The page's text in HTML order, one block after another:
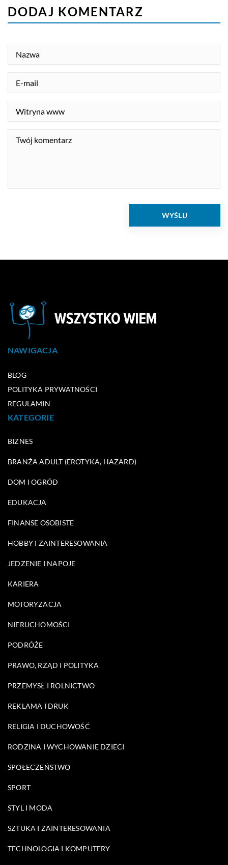
DODAJ KOMENTARZ
NAWIGACJA
BLOG
POLITYKA PRYWATNOŚCI
REGULAMIN
KATEGORIE
BIZNES
BRANŻA ADULT (EROTYKA, HAZARD)
DOM I OGRÓD
EDUKACJA
FINANSE OSOBISTE
HOBBY I ZAINTERESOWANIA
JEDZENIE I NAPOJE
KARIERA
MOTORYZACJA
NIERUCHOMOŚCI
PODRÓŻE
PRAWO, RZĄD I POLITYKA
PRZEMYSŁ I ROLNICTWO
REKLAMA I DRUK
RELIGIA I DUCHOWOŚĆ
RODZINA I WYCHOWANIE DZIECI
SPOŁECZEŃSTWO
SPORT
STYL I MODA
SZTUKA I ZAINTERESOWANIA
TECHNOLOGIA I KOMPUTERY